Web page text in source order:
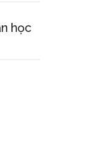
học